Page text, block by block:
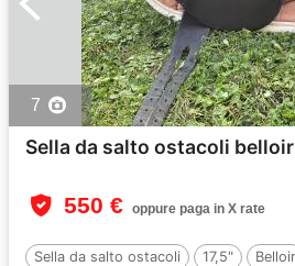
7
Sella da salto ostacoli
550 € oppure paga in X rate
Sella da salto ostacoli 17,5" Belloir